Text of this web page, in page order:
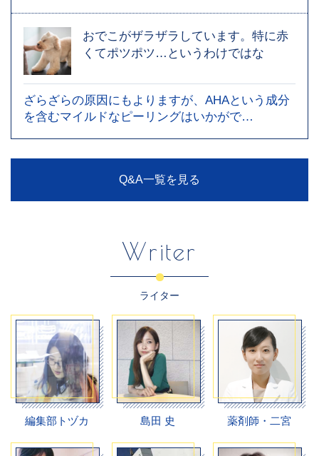
おでこがザラザラしています。特に赤
くてポツポツ…というわけではな
ざらざらの原因にもよりますが、AHAという成分
を含むマイルドなピーリングはいかがで…
Q&A一覧を見る
Writer
ライター
編集部トヅカ 島田 史 薬剤師・二宮